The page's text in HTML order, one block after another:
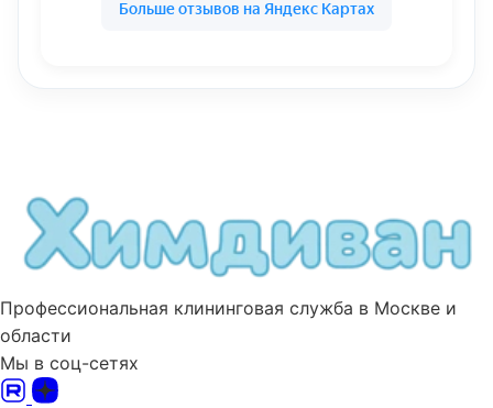
Профессиональная клининговая служба в Москве и
области
Мы в соц-сетях